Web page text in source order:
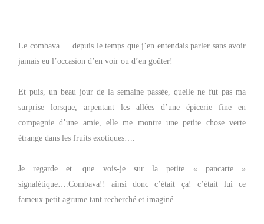
Le combava…. depuis le temps que j’en entendais parler sans avoir
jamais eu l’occasion d’en voir ou d’en goûter!
Et puis, un beau jour de la semaine passée, quelle ne fut pas ma
surprise lorsque, arpentant les allées d’une épicerie fine en
compagnie d’une amie, elle me montre une petite chose verte
étrange dans les fruits exotiques….
Je regarde et….que vois-je sur la petite « pancarte »
signalétique….Combava!! ainsi donc c’était ça! c’était lui ce
fameux petit agrume tant recherché et imaginé…